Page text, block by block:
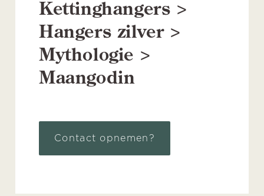
Kettinghangers >
Hangers zilver >
Mythologie >
Maangodin
Contact opnemen?